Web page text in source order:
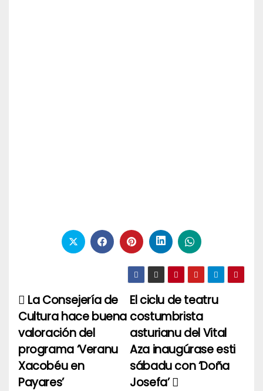
Navegación
de
entradas
El ciclu de teatru
costumbrista
asturianu del Vital
Aza inaugúrase esti
sábadu con ‘Doña
Josefa’
La Consejería de
Cultura hace buena
valoración del
programa ‘Veranu
Xacobéu en
Payares’